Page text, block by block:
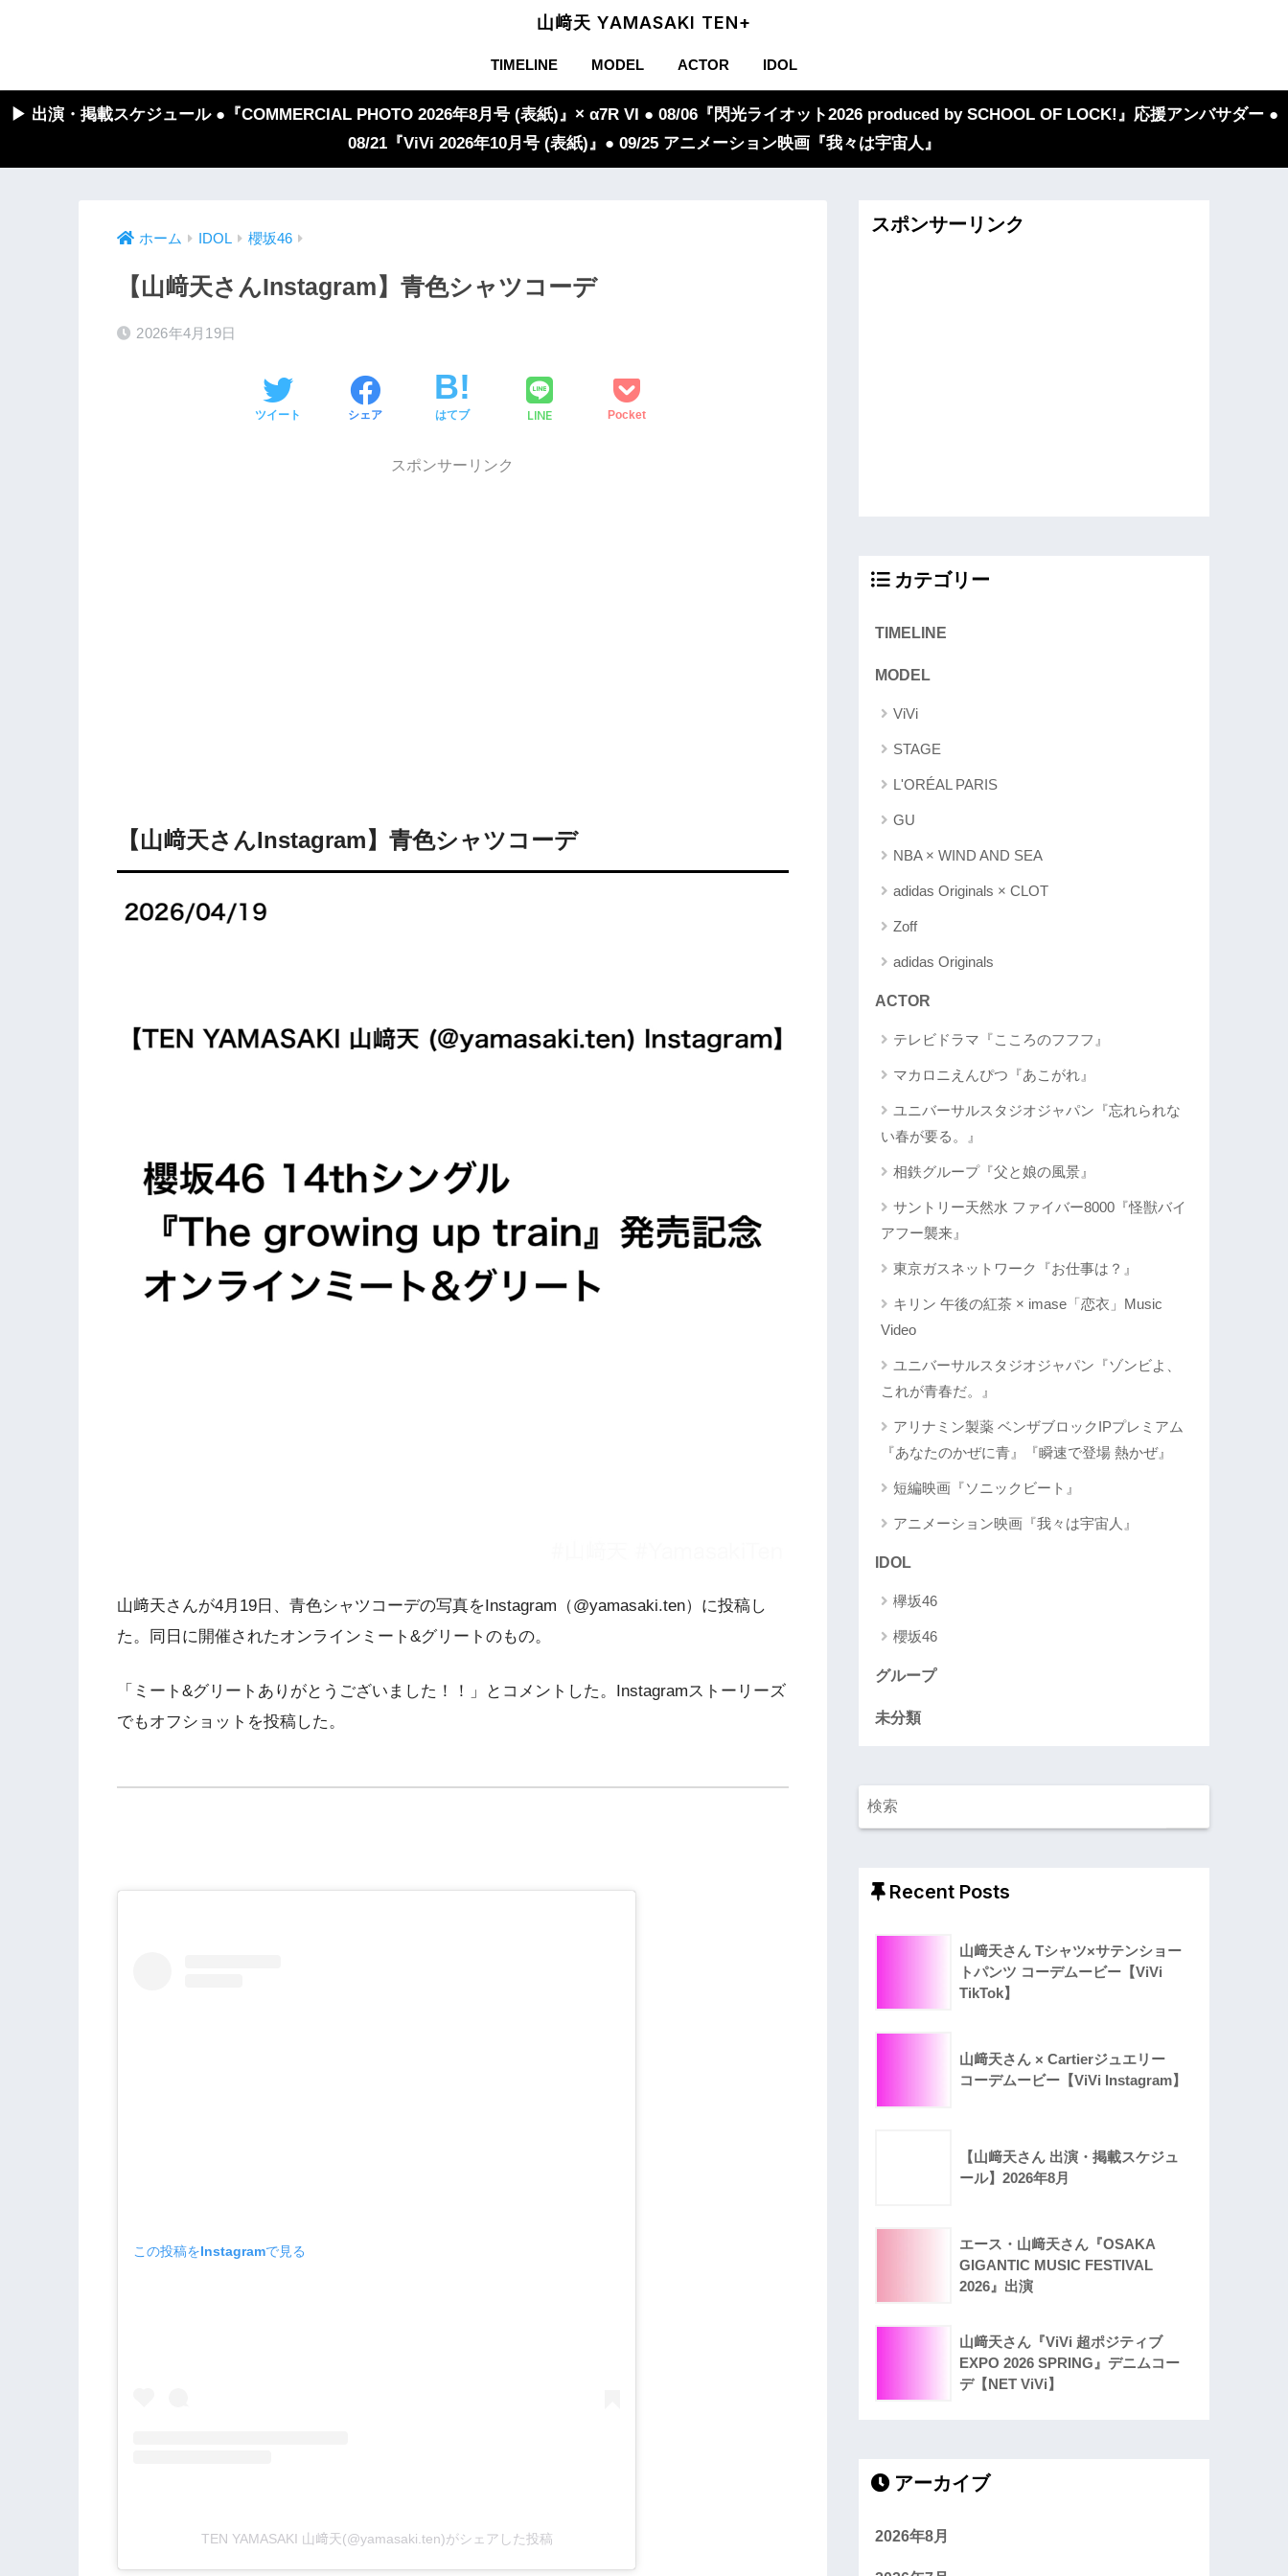
山﨑天 YAMASAKI TEN+
TIMELINE MODEL ACTOR IDOL
▶︎ 出演・掲載スケジュール ●『COMMERCIAL PHOTO 2026年8月号 (表紙)』× α7R VI ● 08/06『閃光ライオット2026 produced by SCHOOL OF LOCK!』応援アンバサダー ●
08/21『ViVi 2026年10月号 (表紙)』● 09/25 アニメーション映画『我々は宇宙人』
ホーム IDOL 櫻坂46
【山﨑天さんInstagram】青色シャツコーデ
2026年4月19日
ツイート シェア はてブ LINE Pocket
スポンサーリンク
【山﨑天さんInstagram】青色シャツコーデ
山﨑天さんが4月19日、青色シャツコーデの写真をInstagram（@yamasaki.ten）に投稿し
た。同日に開催されたオンラインミート&グリートのもの。
「ミート&グリートありがとうございました！！」とコメントした。Instagramストーリーズ
でもオフショットを投稿した。
この投稿をInstagramで見る
TEN YAMASAKI 山﨑天(@yamasaki.ten)がシェアした投稿
スポンサーリンク
カテゴリー
TIMELINE
MODEL
ViVi
STAGE
L'ORÉAL PARIS
GU
NBA × WIND AND SEA
adidas Originals × CLOT
Zoff
adidas Originals
ACTOR
テレビドラマ『こころのフフフ』
マカロニえんぴつ『あこがれ』
ユニバーサルスタジオジャパン『忘れられな
い春が要る。』
相鉄グループ『父と娘の風景』
サントリー天然水 ファイバー8000『怪獣バイ
アフー襲来』
東京ガスネットワーク『お仕事は？』
キリン 午後の紅茶 × imase「恋衣」Music
Video
ユニバーサルスタジオジャパン『ゾンビよ、
これが青春だ。』
アリナミン製薬 ベンザブロックIPプレミアム
『あなたのかぜに青』『瞬速で登場 熱かぜ』
短編映画『ソニックビート』
アニメーション映画『我々は宇宙人』
IDOL
欅坂46
櫻坂46
グループ
未分類
Recent Posts
山﨑天さん Tシャツ×サテンショー
トパンツ コーデムービー【ViVi
TikTok】
山﨑天さん × Cartierジュエリー
コーデムービー【ViVi Instagram】
【山﨑天さん 出演・掲載スケジュ
ール】2026年8月
エース・山﨑天さん『OSAKA
GIGANTIC MUSIC FESTIVAL
2026』出演
山﨑天さん『ViVi 超ポジティブ
EXPO 2026 SPRING』デニムコー
デ【NET ViVi】
アーカイブ
2026年8月